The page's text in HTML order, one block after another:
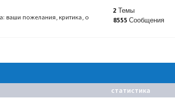
ваши пожелания, критика, о
2 Темы
8555 Сообщения
статистика